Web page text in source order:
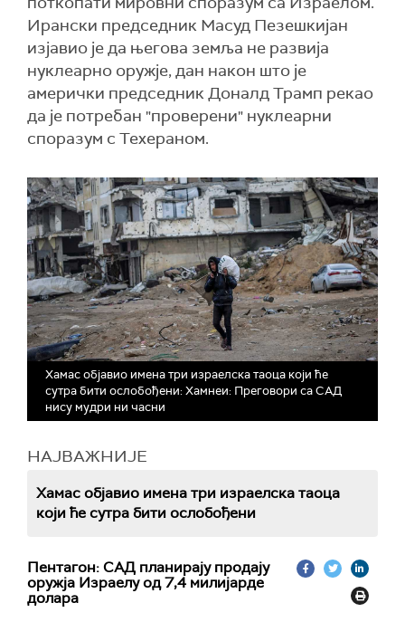
Ирански председник Масуд Пезешкијан
изјавио је да његова земља не развија
нуклеарно оружје, дан након што је
амерички председник Доналд Трамп рекао
да је потребан "проверени" нуклеарни
споразум с Техераном.
Хамас објавио имена три израелска таоца који ће
сутра бити ослобођени: Хамнеи: Преговори са САД
нису мудри ни часни
НАЈВАЖНИЈЕ
Хамас објавио имена три израелска таоца
који ће сутра бити ослобођени
Пентагон: САД планирају продају
оружја Израелу од 7,4 милијарде
долара